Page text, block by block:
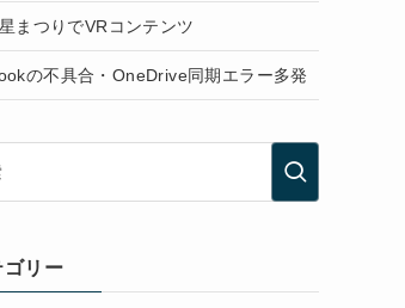
まつりでVRコンテンツ
の不具合・OneDrive同期エラー多発
ゴリー